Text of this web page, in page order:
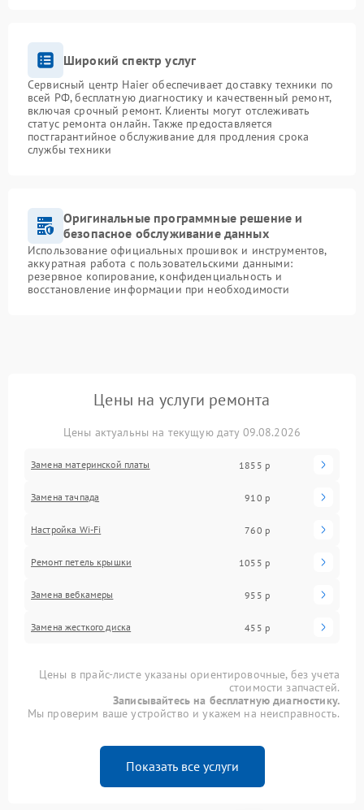
Широкий спектр услуг
Сервисный центр Haier обеспечивает доставку техники по
всей РФ, бесплатную диагностику и качественный ремонт,
включая срочный ремонт. Клиенты могут отслеживать
статус ремонта онлайн. Также предоставляется
постгарантийное обслуживание для продления срока
службы техники
Оригинальные программные решение и
безопасное обслуживание данных
Использование официальных прошивок и инструментов,
аккуратная работа с пользовательскими данными:
резервное копирование, конфиденциальность и
восстановление информации при необходимости
Цены на услуги ремонта
Цены актуальны на текущую дату 09.08.2026
Замена материнской платы 1855 р
Замена тачпада 910 р
Настройка Wi-Fi 760 р
Ремонт петель крышки 1055 р
Замена вебкамеры 955 р
Замена жесткого диска 455 р
Цены в прайс-листе указаны ориентировочные, без учета
стоимости запчастей.
Записывайтесь на бесплатную диагностику.
Мы проверим ваше устройство и укажем на неисправность.
Показать все услуги